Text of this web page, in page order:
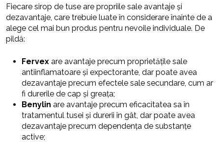
Fiecare sirop de tuse are propriile sale avantaje și
dezavantaje, care trebuie luate în considerare înainte de a
alege cel mai bun produs pentru nevoile individuale. De
pildă:
Fervex are avantaje precum proprietățile sale
antiinflamatoare și expectorante, dar poate avea
dezavantaje precum efectele sale secundare, cum ar
fi durerile de cap și greața;
Benylin are avantaje precum eficacitatea sa în
tratamentul tusei și durerii în gât, dar poate avea
dezavantaje precum dependența de substanțe
active;